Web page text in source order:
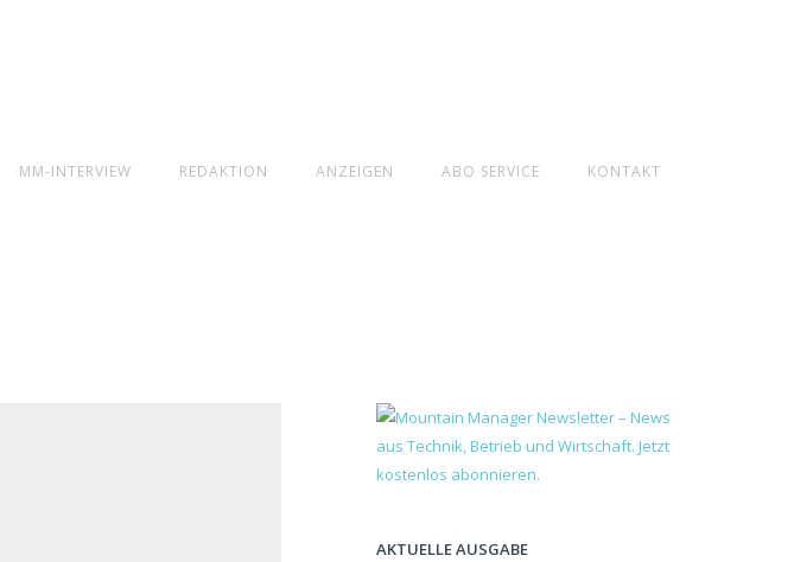
MM-INTERVIEW REDAKTION ANZEIGEN ABO SERVICE KONTAKT
AKTUELLE AUSGABE